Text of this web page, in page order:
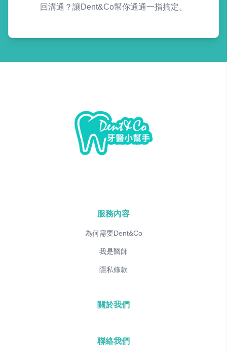
回溝通？讓Dent&Co幫你通通一指搞定。
服務內容
為何需要Dent&Co
我是醫師
隱私條款
關於我們
聯絡我們